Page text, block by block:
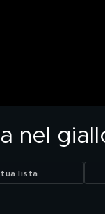
nel
tua lista